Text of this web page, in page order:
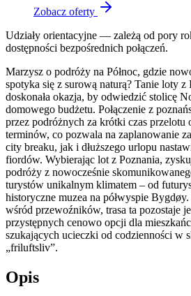
Zobacz oferty
Udziały orientacyjne — zależą od pory
dostępności bezpośrednich połączeń.
Marzysz o podróży na Północ, gdzie
spotyka się z surową naturą? Tanie loty z
doskonała okazja, by odwiedzić stolicę
domowego budżetu. Połączenie z
przez podróżnych za krótki czas przelotu
terminów, co pozwala na zaplanowanie
city breaku, jak i dłuższego urlopu
fiordów. Wybierając lot z Poznania,
podróży z nowocześnie
turystów unikalnym klimatem – od
historyczne muzea na półwyspie
wśród przewoźników, trasa ta pozostaje
przystępnych cenowo opcji dla
szukających ucieczki od codzienności w
„friluftsliv”.
Opis